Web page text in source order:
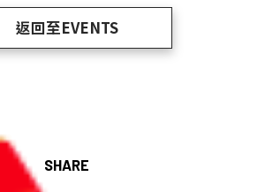
返回至EVENTS
SHARE